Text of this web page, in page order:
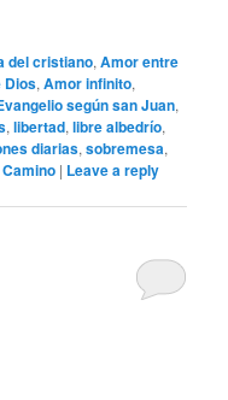
del cristiano,Amor entre
Dios,Amor infinito,
según san Juan,
,libertad,libre albedrío,
diarias,sobremesa,
| Leave a reply